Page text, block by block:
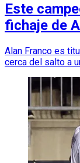
Este
fichaje de
Alan Franco es
cerca del salto a